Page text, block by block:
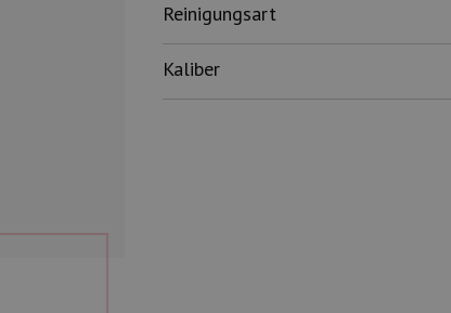
Reinigungsart
Kaliber